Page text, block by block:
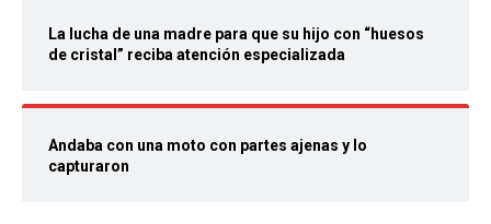
La lucha de una madre para que su hijo con “huesos
de cristal” reciba atención especializada
Andaba con una moto con partes ajenas y lo
capturaron